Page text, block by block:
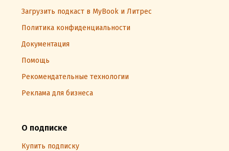
Загрузить подкаст в MyBook и Литрес
Политика конфиденциальности
Документация
Помощь
Рекомендательные технологии
Реклама для бизнеса
О подписке
Купить подписку